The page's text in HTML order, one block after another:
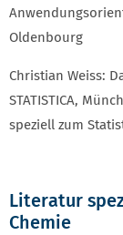
Oldenbourg
Christian Weiss:
STATISTICA,
speziell zum
Literatur
Chemie